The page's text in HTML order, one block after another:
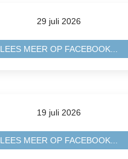
29 juli 2026
LEES MEER OP FACEBOOK...
19 juli 2026
LEES MEER OP FACEBOOK...